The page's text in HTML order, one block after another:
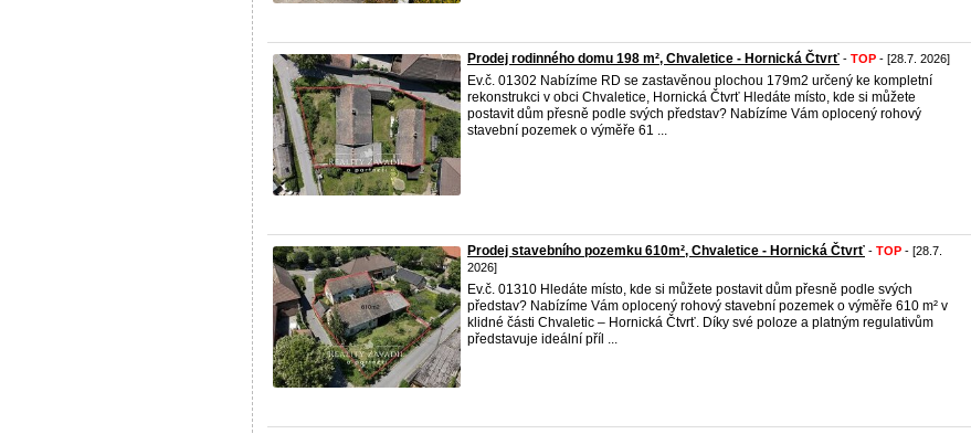
Prodej rodinného domu 198 m², Chvaletice - Hornická Čtvrť - TOP - [28.7. 2026]
Ev.č. 01302 Nabízíme RD se zastavěnou plochou 179m2 určený ke kompletní
rekonstrukci v obci Chvaletice, Hornická Čtvrť Hledáte místo, kde si můžete
postavit dům přesně podle svých představ? Nabízíme Vám oplocený rohový
stavební pozemek o výměře 61 ...
Prodej stavebního pozemku 610m², Chvaletice - Hornická Čtvrť - TOP - [28.7.
2026]
Ev.č. 01310 Hledáte místo, kde si můžete postavit dům přesně podle svých
představ? Nabízíme Vám oplocený rohový stavební pozemek o výměře 610 m² v
klidné části Chvaletic – Hornická Čtvrť. Díky své poloze a platným regulativům
představuje ideální příl ...